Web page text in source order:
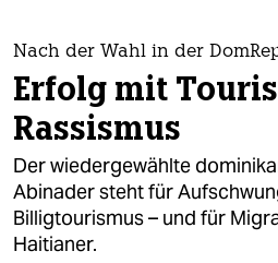
themen
politik
öko
gesellschaft
kultur
Nach der Wahl in der
Erfolg mit
Rassismus
Der wiedergewählte
Abinader steht für
Billigtourismus – und für
Haitianer.